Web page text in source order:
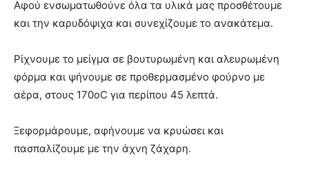
Αφού ενσωματωθούνε όλα τα υλικά μας προσθέτουμε
και την καρυδόψιχα και συνεχίζουμε το ανακάτεμα.
Ρίχνουμε το μείγμα σε βουτυρωμένη και αλευρωμένη
φόρμα και ψήνουμε σε προθερμασμένο φούρνο με
αέρα, στους 170οC για περίπου 45 λεπτά.
Ξεφορμάρουμε, αφήνουμε να κρυώσει και
πασπαλίζουμε με την άχνη ζάχαρη.